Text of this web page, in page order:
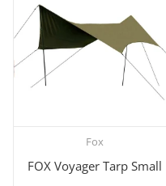
Fox
FOX Voyager Tarp Small